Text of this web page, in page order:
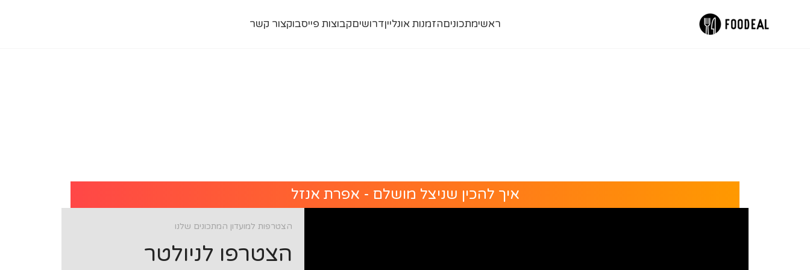
ראשימתכוניםהזמנות אונלייןדרושיםקבוצות פייסבוקצור קשר
איך להכין שניצל מושלם - אפרת אנזל
הצטרפות למועדון המתכונים שלנו
הצטרפו לניולטר